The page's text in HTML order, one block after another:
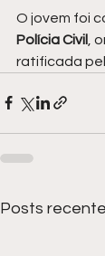
O jovem foi
Polícia Civil
,
ratificada
Posts